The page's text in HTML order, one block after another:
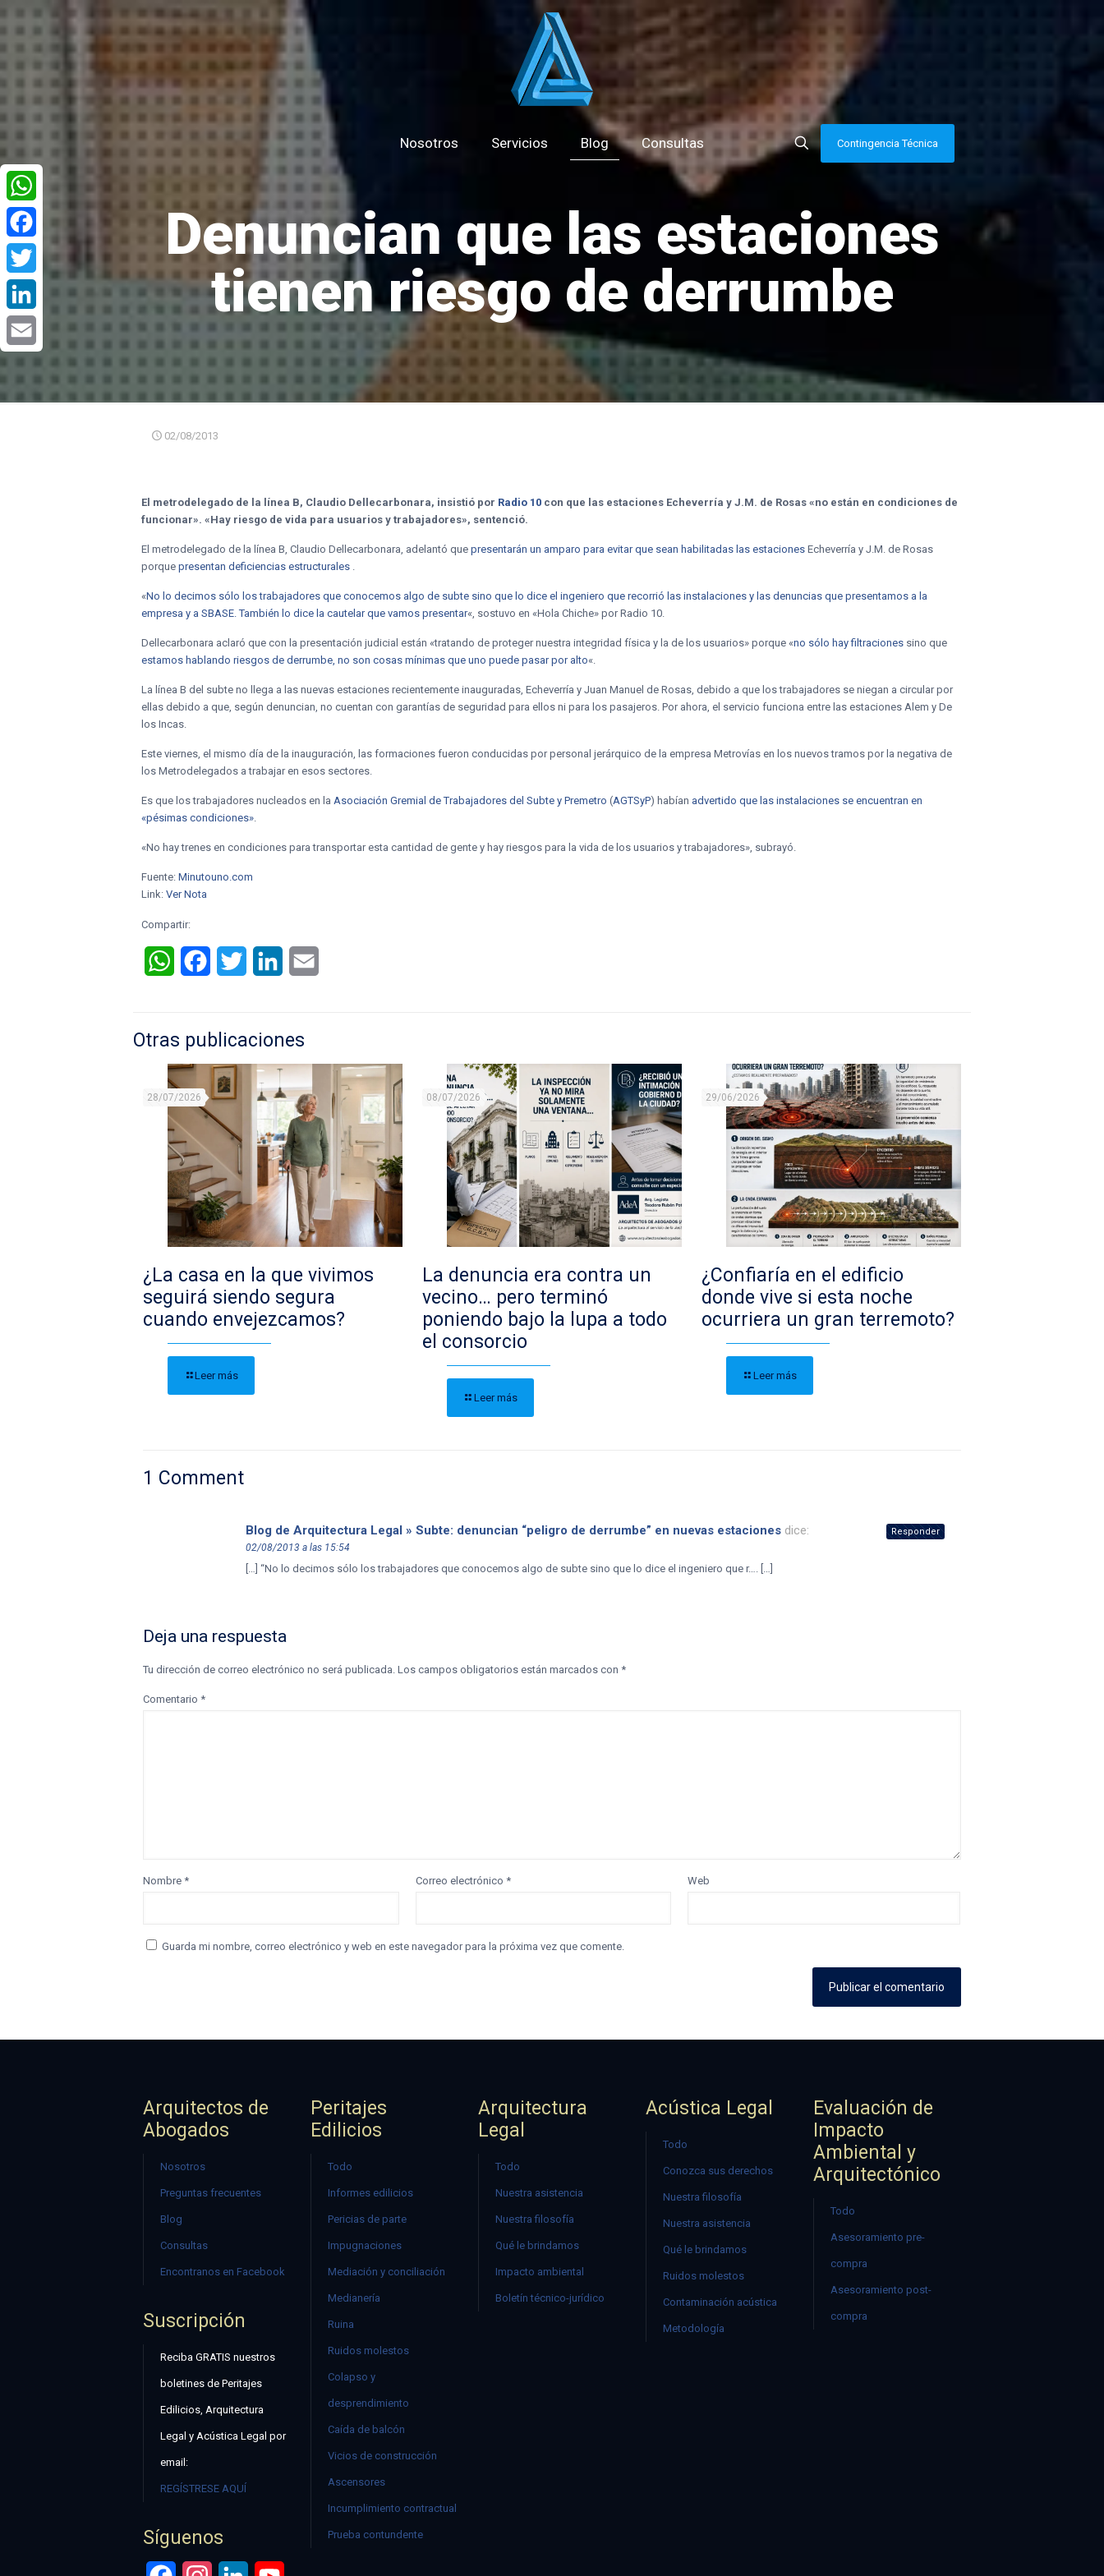
Nosotros Servicios Blog Consultas Contingencia Técnica
Denuncian que las estaciones
tienen riesgo de derrumbe
02/08/2013
El metrodelegado de la línea B, Claudio Dellecarbonara, insistió por Radio 10 con que las estaciones Echeverría y J.M. de Rosas «no están en condiciones de
funcionar». «Hay riesgo de vida para usuarios y trabajadores», sentenció.
El metrodelegado de la línea B, Claudio Dellecarbonara, adelantó quepresentarán un amparo para evitar que sean habilitadas las estaciones Echeverría y J.M. de Rosas
porquepresentan deficiencias estructurales .
«No lo decimos sólo los trabajadores que conocemos algo de subte sino que lo dice el ingeniero que recorrió las instalaciones y las denuncias que presentamos a la
empresa y a SBASE. También lo dice la cautelar que vamos presentar«, sostuvo en «Hola Chiche» por Radio 10.
Dellecarbonara aclaró que con la presentación judicial están «tratando de proteger nuestra integridad física y la de los usuarios» porque «no sólo hay filtraciones sino que
estamos hablando riesgos de derrumbe, no son cosas mínimas que uno puede pasar por alto«.
La línea B del subte no llega a las nuevas estaciones recientemente inauguradas, Echeverría y Juan Manuel de Rosas, debido a que los trabajadores se niegan a circular por
ellas debido a que, según denuncian, no cuentan con garantías de seguridad para ellos ni para los pasajeros. Por ahora, el servicio funciona entre las estaciones Alem y De
los Incas.
Este viernes, el mismo día de la inauguración, las formaciones fueron conducidas por personal jerárquico de la empresa Metrovías en los nuevos tramos por la negativa de
los Metrodelegados a trabajar en esos sectores.
Es que los trabajadores nucleados en laAsociación Gremial de Trabajadores del Subte y Premetro (AGTSyP) habían advertido que las instalaciones se encuentran en
«pésimas condiciones».
«No hay trenes en condiciones para transportar esta cantidad de gente y hay riesgos para la vida de los usuarios y trabajadores», subrayó.
Fuente:Minutouno.com
Link:Ver Nota
Compartir:
WhatsAppFacebookTwitter LinkedIn
Otras publicaciones
28/07/2026
¿La casa en la que vivimos
seguirá siendo segura
cuando envejezcamos?
Leer más
08/07/2026
La denuncia era contra un
vecino… pero terminó
poniendo bajo la lupa a todo
el consorcio
Leer más
29/06/2026
¿Confiaría en el edificio
donde vive si esta noche
ocurriera un gran terremoto?
Leer más
1 Comment
Blog de Arquitectura Legal » Subte: denuncian “peligro de derrumbe” en nuevas estaciones dice:
02/08/2013 a las 15:54
[…] “No lo decimos sólo los trabajadores que conocemos algo de subte sino que lo dice el ingeniero que r…. […]
Responder
Deja una respuesta
Tu dirección de correo electrónico no será publicada. Los campos obligatorios están marcados con *
Comentario *
Nombre * Correo electrónico * Web
Guarda mi nombre, correo electrónico y web en este navegador para la próxima vez que comente.
Arquitectos de
Abogados
Nosotros
Preguntas frecuentes
Blog
Consultas
Encontranos en Facebook
Suscripción
Reciba GRATIS nuestros
boletines de Peritajes
Edilicios, Arquitectura
Legal y Acústica Legal por
email:
REGÍSTRESE AQUÍ
Síguenos
Peritajes
Edilicios
Todo
Informes edilicios
Pericias de parte
Impugnaciones
Mediación y conciliación
Medianería
Ruina
Ruidos molestos
Colapso y
desprendimiento
Caída de balcón
Vicios de construcción
Ascensores
Incumplimiento contractual
Prueba contundente
Arquitectura
Legal
Todo
Nuestra asistencia
Nuestra filosofía
Qué le brindamos
Impacto ambiental
Boletín técnico-jurídico
Acústica Legal
Todo
Conozca sus derechos
Nuestra filosofía
Nuestra asistencia
Qué le brindamos
Ruidos molestos
Contaminación acústica
Metodología
Evaluación de
Impacto
Ambiental y
Arquitectónico
Todo
Asesoramiento pre-
compra
Asesoramiento post-
compra
WhatsApp
Facebook
Twitter
LinkedIn
Email